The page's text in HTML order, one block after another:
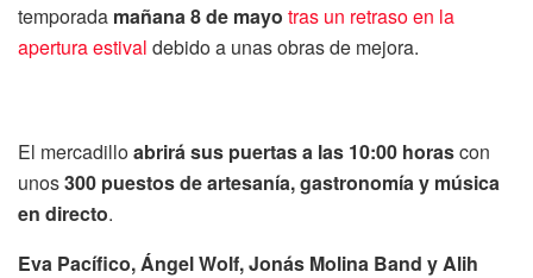
temporada mañana 8 de mayo tras un retraso en la
apertura estival debido a unas obras de mejora.
El mercadilloabrirá sus puertas a las 10:00 horascon
unos300 puestos de artesanía, gastronomía y música
en directo.
Eva Pacífico, Ángel Wolf, Jonás Molina Band y Alih